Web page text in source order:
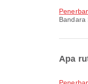
Bandara
Apa